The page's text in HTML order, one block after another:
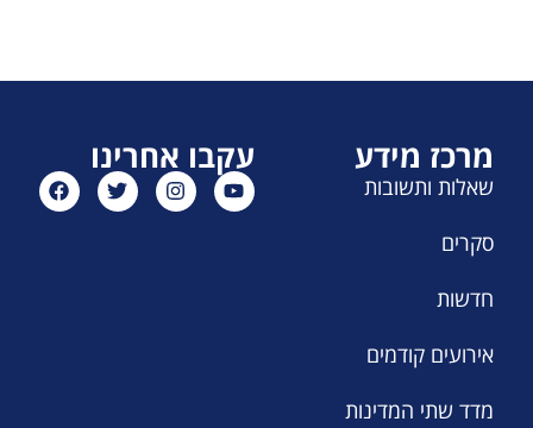
מרכז מידע
שאלות ותשובות
סקרים
חדשות
אירועים קודמים
מדד שתי המדינות
עקבו אחרינו